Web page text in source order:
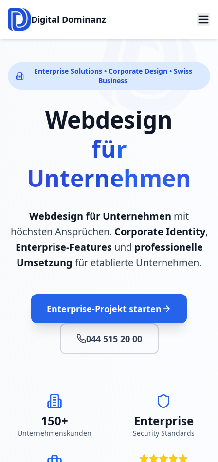
Digital Dominanz
Enterprise Solutions • Corporate Design • Swiss
Business
Webdesign
für
Unternehmen
Webdesign für Unternehmen mit
höchsten Ansprüchen. Corporate Identity,
Enterprise-Featuresund professionelle
Umsetzung für etablierte Unternehmen.
Enterprise-Projekt starten
044 515 20 00
150+
Unternehmenskunden
Enterprise
Security Standards